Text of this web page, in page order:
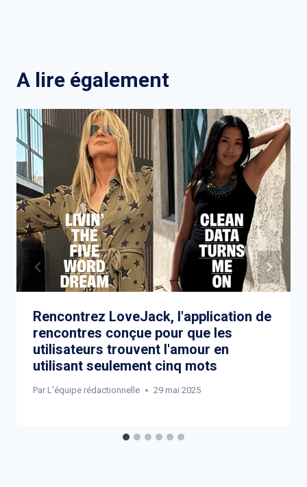
A lire également
Rencontrez LoveJack, l'application de
rencontres conçue pour que les
utilisateurs trouvent l'amour en
utilisant seulement cinq mots
Par L'équipe rédactionnelle 29 mai 2025